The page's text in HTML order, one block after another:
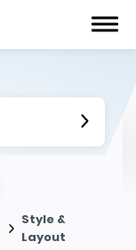
Style &
Layout